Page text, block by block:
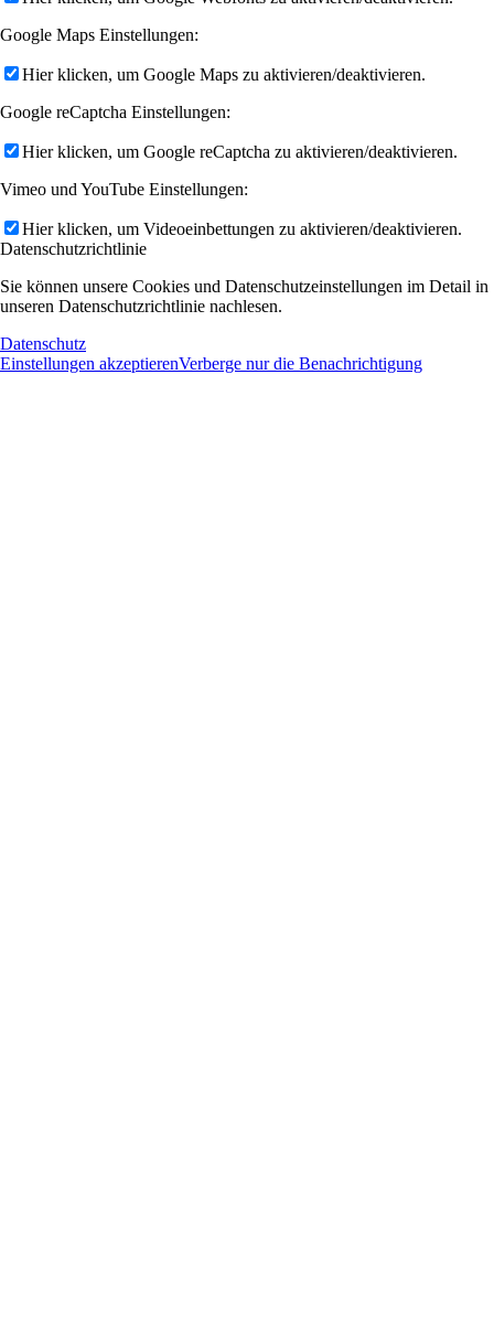
Google Maps Einstellungen:
Hier klicken, um Google Maps zu aktivieren/deaktivieren.
Google reCaptcha Einstellungen:
Hier klicken, um Google reCaptcha zu aktivieren/deaktivieren.
Vimeo und YouTube Einstellungen:
Hier klicken, um Videoeinbettungen zu aktivieren/deaktivieren.
Datenschutzrichtlinie
Sie können unsere Cookies und Datenschutzeinstellungen im Detail in
unseren Datenschutzrichtlinie nachlesen.
Datenschutz
Einstellungen akzeptierenVerberge nur die Benachrichtigung